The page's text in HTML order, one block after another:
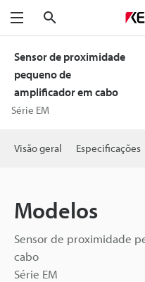
Menu
Sensor de proximidade
pequeno de
amplificador em cabo
Série EM
Visão geral Especificações
Modelos
Sensor de proximidade
cabo
Série EM